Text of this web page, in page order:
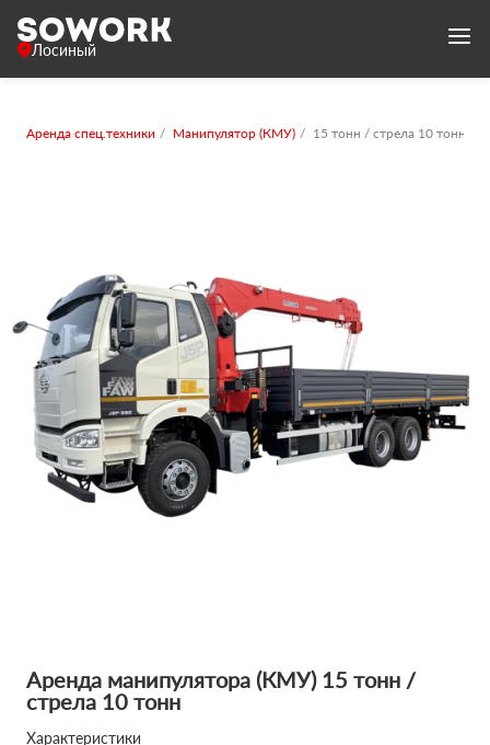
Лосиный
Аренда спец.техники Манипулятор (КМУ) 15 тонн / стрела 10 тонн
Аренда манипулятора (КМУ) 15 тонн /
стрела 10 тонн
Характеристики